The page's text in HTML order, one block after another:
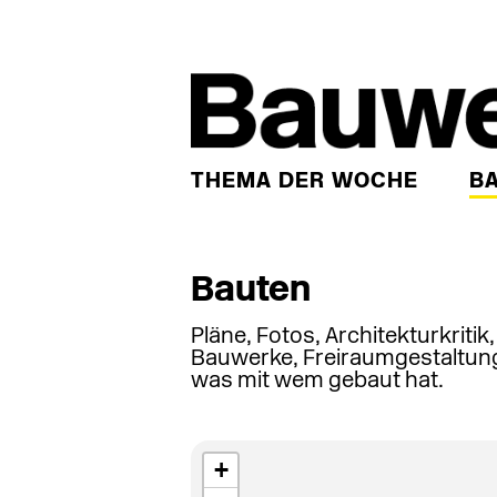
THEMA DER WOCHE
Bauten
Pläne, Fotos,
Bauwerke,
was mit wem gebaut hat.
+